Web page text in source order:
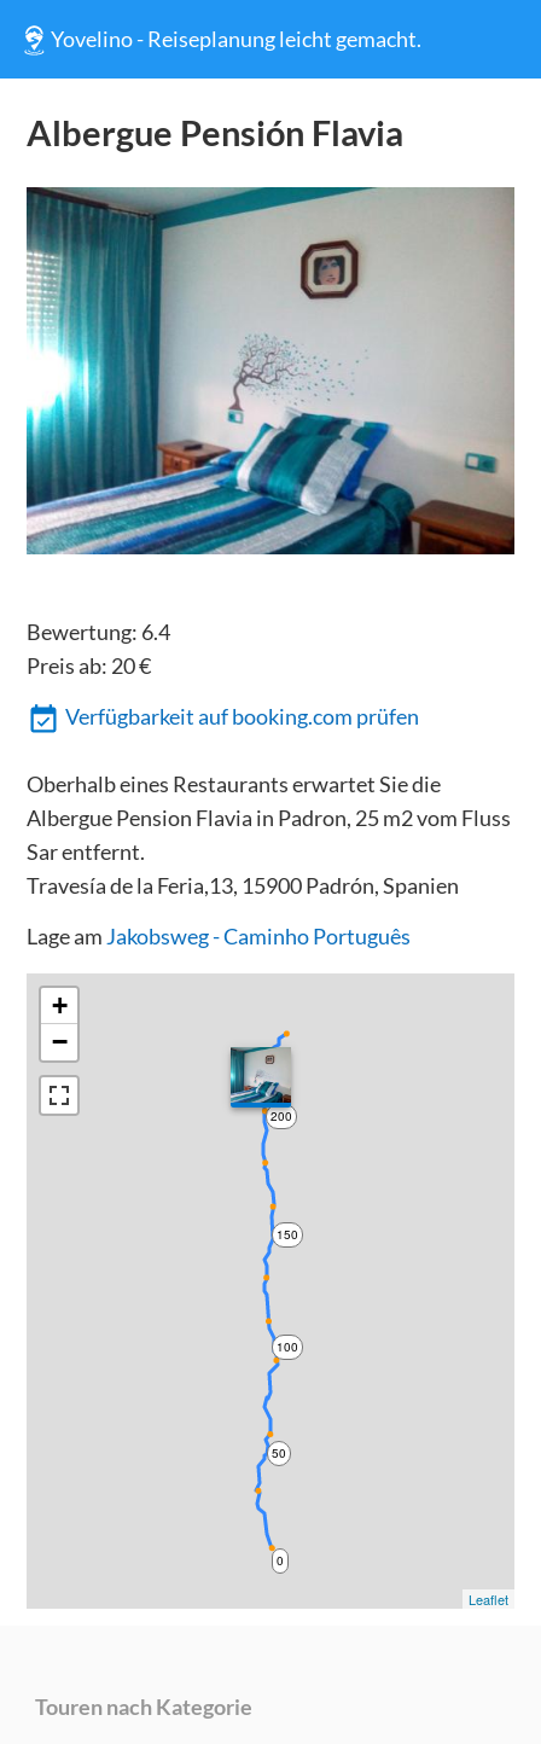
Yovelino - Reiseplanung leicht gemacht.
Albergue Pensión Flavia
Bewertung: 6.4
Preis ab: 20€
Verfügbarkeit auf booking.com prüfen
Oberhalb eines Restaurants erwartet Sie die
Albergue Pension Flavia in Padron, 25 m2 vom Fluss
Sar entfernt.
Travesía de la Feria,13, 15900 Padrón, Spanien
Lage am Jakobsweg - Caminho Português
0
50
100
150
200
+
−
Leaflet
Touren nach Kategorie